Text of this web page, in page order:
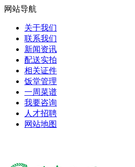
网站导航
关于我们
联系我们
新闻资讯
配送实拍
相关证件
饭堂管理
一周菜谱
我要咨询
人才招聘
网站地图